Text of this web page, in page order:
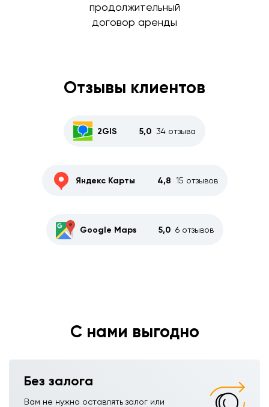
продолжительный
договор аренды
Отзывы клиентов
2GIS 5,0 34 отзыва
Яндекс Карты 4,8 15 отзывов
Google Maps 5,0 6 отзывов
С нами выгодно
Без залога
Вам не нужно оставлять залог или